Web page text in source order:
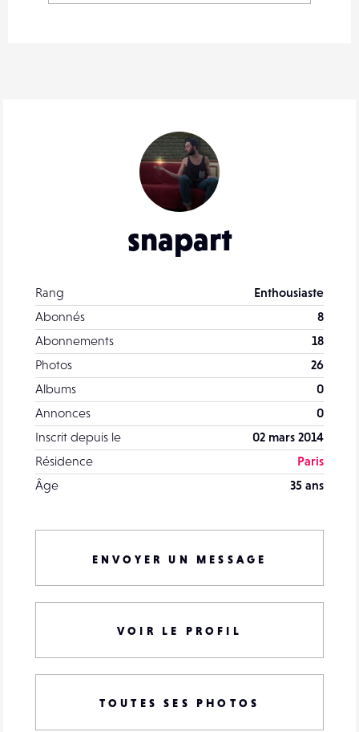
snapart
Rang
Enthousiaste
Abonnés
8
Abonnements
18
Photos
26
Albums
0
Annonces
0
Inscrit depuis le
02 mars 2014
Résidence
Paris
Âge
35 ans
ENVOYER UN MESSAGE
VOIR LE PROFIL
TOUTES SES PHOTOS